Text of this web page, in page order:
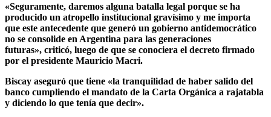
«Seguramente, daremos alguna batalla legal porque se ha
producido un atropello institucional gravísimo y me importa
que este antecedente que generó un gobierno antidemocrático
no se consolide en Argentina para las generaciones
futuras», criticó, luego de que se conociera el decreto firmado
por el presidente Mauricio Macri.
Biscay aseguró que tiene «la tranquilidad de haber salido del
banco cumpliendo el mandato de la Carta Orgánica a rajatabla
y diciendo lo que tenía que decir».